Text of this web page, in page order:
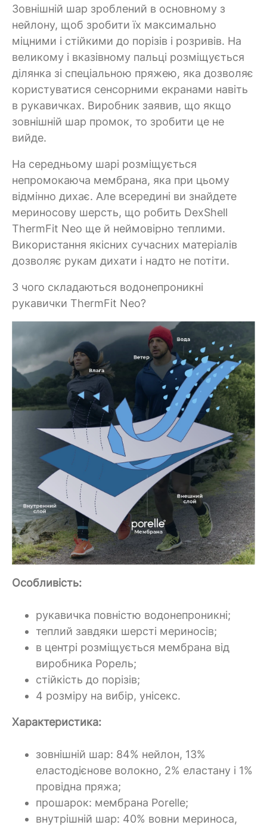
Зовнішній шар зроблений в основному з
нейлону, щоб зробити їх максимально
міцними і стійкими до порізів і розривів. На
великому і вказівному пальці розміщується
ділянка зі спеціальною пряжею, яка дозволяє
користуватися сенсорними екранами навіть
в рукавичках. Виробник заявив, що якщо
зовнішній шар промок, то зробити це не
вийде.
На середньому шарі розміщується
непромокаюча мембрана, яка при цьому
відмінно дихає. Але всередині ви знайдете
мериносову шерсть, що робить DexShell
ThermFit Neo ще й неймовірно теплими.
Використання якісних сучасних матеріалів
дозволяє рукам дихати і надто не потіти.
З чого складаються водонепроникні
рукавички ThermFit Neo?
Особливість:
рукавичка повністю водонепроникні;
теплий завдяки шерсті мериносів;
в центрі розміщується мембрана від
виробника Pорель;
стійкість до порізів;
4 розміру на вибір, унісекс.
Характеристика:
зовнішній шар: 84% нейлон, 13%
еластодієнове волокно, 2% еластану і 1%
провідна пряжа;
прошарок: мембрана Porelle;
внутрішній шар: 40% вовни мериноса,